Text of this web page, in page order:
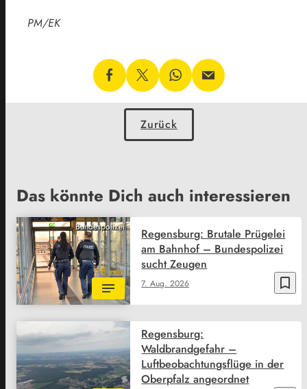
PM/EK
Zurück
Das könnte Dich auch interessieren
Bundespolizei
bookmark_border
7. Aug. 2026
Regensburg: Brutale Prügelei
am Bahnhof – Bundespolizei
sucht Zeugen
Regensburg:
Waldbrandgefahr –
Luftbeobachtungsflüge in der
Oberpfalz angeordnet